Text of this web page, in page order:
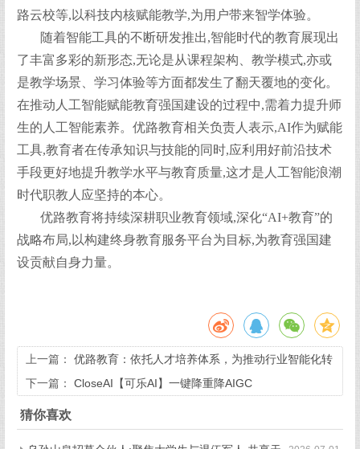
路云校等,以科技内核赋能教学,为用户带来智学体验。
随着智能工具的不断研发推出,智能时代的教育展现出
了丰富多彩的新形态,无论是从课程架构、教学模式,亦或
是教学场景、学习体验等方面都发生了翻天覆地的变化。
在推动人工智能赋能教育强国建设的过程中,需着力提升师
生的人工智能素养。优路教育相关负责人表示,AI作为赋能
工具,教育者在传承知识与技能的同时,应利用好前沿技术
手段更好地提升教学水平与教育质量,这才是人工智能浪潮
时代职教人应坚持的本心。
优路教育将持续深耕职业教育领域,深化“AI+教育”的
战略布局,以构建终身教育服务平台为目标,为教育强国建
设贡献自身力量。
上一篇： 优路教育：依托人才培养体系，为推动行业智能化转
型贡献力量
下一篇： CloseAI【可乐AI】一键降重降AIGC
猜你喜欢